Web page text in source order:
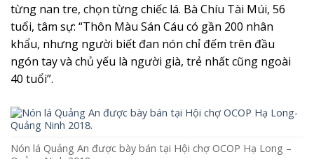
từng nan tre, chọn từng chiếc lá. Bà Chíu Tài Múi, 56
tuổi, tâm sự: “Thôn Màu Sán Cáu có gần 200 nhân
khẩu, nhưng người biết đan nón chỉ đếm trên đầu
ngón tay và chủ yếu là người già, trẻ nhất cũng ngoài
40 tuổi”.
Nón lá Quảng An được bày bán tại Hội chợ OCOP Hạ Long –